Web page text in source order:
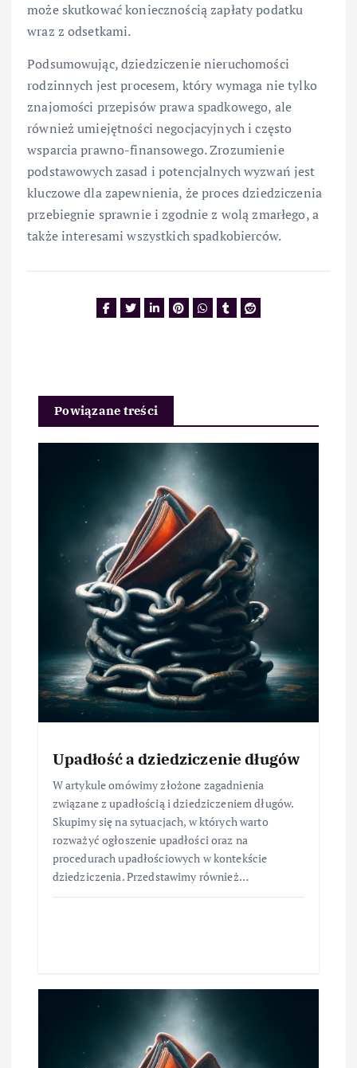
może skutkować koniecznością zapłaty podatku
wraz z odsetkami.
Podsumowując, dziedziczenie nieruchomości
rodzinnych jest procesem, który wymaga nie tylko
znajomości przepisów prawa spadkowego, ale
również umiejętności negocjacyjnych i często
wsparcia prawno-finansowego. Zrozumienie
podstawowych zasad i potencjalnych wyzwań jest
kluczowe dla zapewnienia, że proces dziedziczenia
przebiegnie sprawnie i zgodnie z wolą zmarłego, a
także interesami wszystkich spadkobierców.
Powiązane treści
Upadłość a dziedziczenie długów
W artykule omówimy złożone zagadnienia
związane z upadłością i dziedziczeniem długów.
Skupimy się na sytuacjach, w których warto
rozważyć ogłoszenie upadłości oraz na
procedurach upadłościowych w kontekście
dziedziczenia. Przedstawimy również…